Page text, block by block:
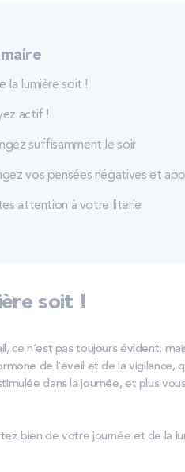
la lumière soit !
actif !
suffisamment le soir
vos pensées négatives et
attention à votre literie
soit !
ce n’est pas toujours évident,
de l’éveil et de la vigilance,
dans la journée, et plus
bien de votre journée et de la